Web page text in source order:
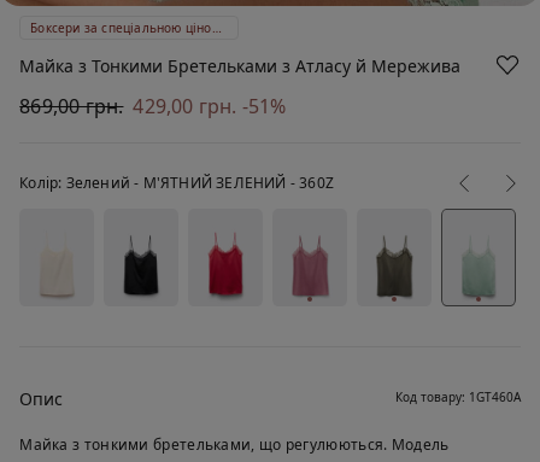
Боксери за спеціальною ціною 399 ₴
Майка з Тонкими Бретельками з Атласу й Мережива
869,00 грн. 429,00 грн. -51%
Колір: Зелений - М'ЯТНИЙ ЗЕЛЕНИЙ - 360Z
Опис Код товару: 1GT460A
Майка з тонкими бретельками, що регулюються. Модель